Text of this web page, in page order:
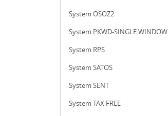
System OSOZ2
System PKWD-SINGLE WINDOW
System RPS
System SATOS
System SENT
System TAX FREE